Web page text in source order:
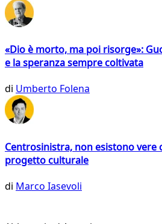
«Dio è morto, ma poi risorge»:
e la speranza sempre coltivata
di Umberto Folena
Centrosinistra, non esistono vere
progetto culturale
di Marco Iasevoli